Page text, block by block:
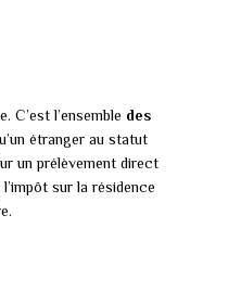
C’est l’ensemble des
étranger au statut
un prélèvement direct
sur la résidence